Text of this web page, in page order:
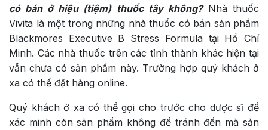
có bán ở hiệu (tiệm) thuốc tây không?Nhà thuốc
Vivita là một trong những nhà thuốc có bán sản phẩm
Blackmores Executive B Stress Formula tại Hồ Chí
Minh. Các nhà thuốc trên các tỉnh thành khác hiện tại
vẫn chưa có sản phẩm này. Trường hợp quý khách ở
xa có thể đặt hàng online.
Quý khách ở xa có thể gọi cho trước cho dược sĩ để
xác minh còn sản phẩm không để tránh đến mà sản